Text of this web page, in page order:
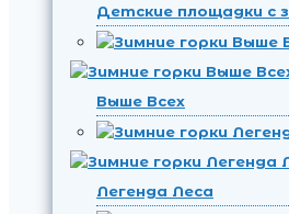
Детские площадки с
Выше Всех
Легенда Леса